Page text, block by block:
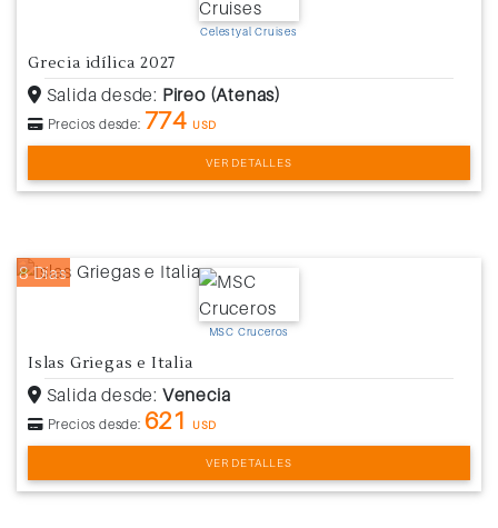
Celestyal Cruises
Grecia idílica 2027
Salida desde: Pireo (Atenas)
Precios desde: 774 USD
VER DETALLES
8 Días
MSC Cruceros
Islas Griegas e Italia
Salida desde: Venecia
Precios desde: 621 USD
VER DETALLES